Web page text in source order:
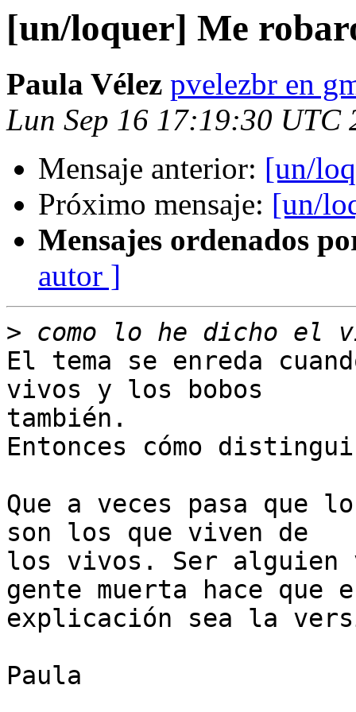
[un/loquer] Me
Paula Vélez pvelezbr en
Lun Sep 16 17:19:30 UTC
Mensaje anterior: [un/
Próximo mensaje: [un/
Mensajes ordenados
autor ]
>
El tema se enreda
vivos y los bobos
también.
Entonces cómo
Que a veces pasa que
son los que viven de
los vivos. Ser alguien
gente muerta hace que
explicación sea la
Paula